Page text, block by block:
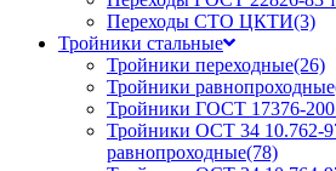
Переходы СТО ЦКТИ(3)
Тройники стальные
Тройники переходные(26)
Тройники равнопроходные
Тройники ГОСТ 17376-
Тройники ОСТ 34 10.762-
равнопроходные(78)